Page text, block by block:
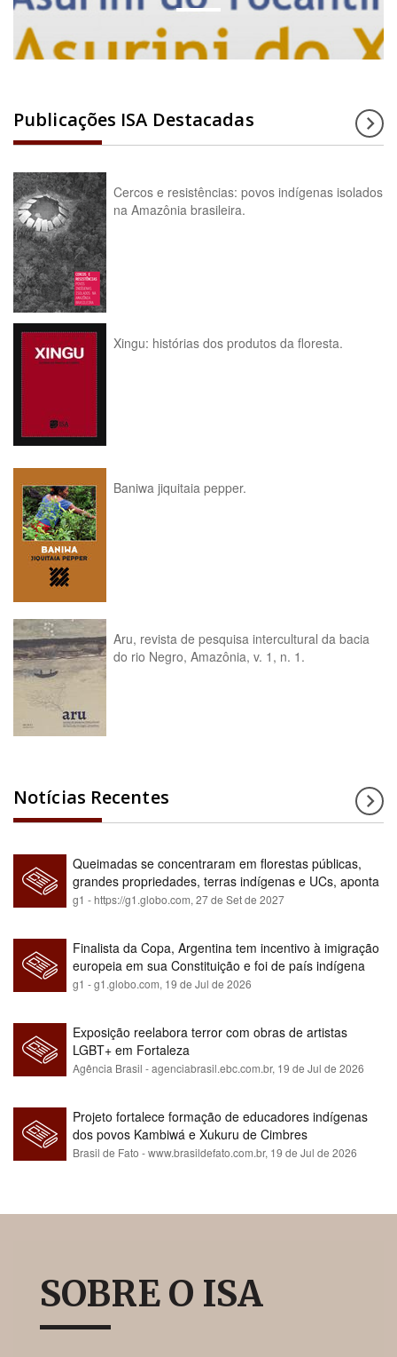
Publicações ISA Destacadas
Cercos e resistências: povos indígenas isolados
na Amazônia brasileira.
Xingu: histórias dos produtos da floresta.
Baniwa jiquitaia pepper.
Aru, revista de pesquisa intercultural da bacia
do rio Negro, Amazônia, v. 1, n. 1.
Notícias Recentes
Queimadas se concentraram em florestas públicas,
grandes propriedades, terras indígenas e UCs, aponta
relatório
g1 - https://g1.globo.com,27 de Set de 2027
Finalista da Copa, Argentina tem incentivo à imigração
europeia em sua Constituição e foi de país indígena
para maioria branca
g1 - g1.globo.com, 19 de Jul de 2026
Exposição reelabora terror com obras de artistas
LGBT+ em Fortaleza
Agência Brasil - agenciabrasil.ebc.com.br, 19 de Jul de 2026
Projeto fortalece formação de educadores indígenas
dos povos Kambiwá e Xukuru de Cimbres
Brasil de Fato - www.brasildefato.com.br, 19 de Jul de 2026
SOBRE O ISA